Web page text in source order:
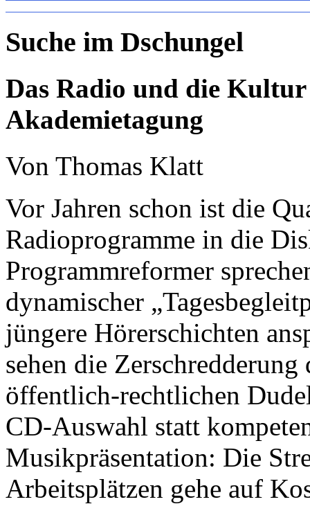
Suche im Dschungel
Das Radio und die
Akademietagung
Von Thomas Klatt
Vor Jahren schon ist die
Radioprogramme in die
Programmreformer
dynamischer
jüngere Hörerschichten
sehen die
öffentlich-rechtlichen
CD-Auswahl statt
Musikpräsentation: Die
Arbeitsplätzen gehe auf